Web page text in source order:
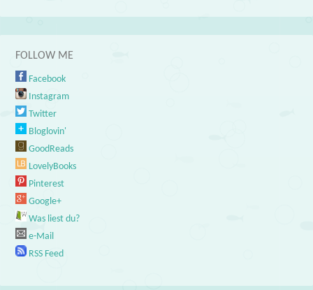
FOLLOW ME
Facebook
Instagram
Twitter
Bloglovin'
GoodReads
LovelyBooks
Pinterest
Google+
Was liest du?
e-Mail
RSS Feed